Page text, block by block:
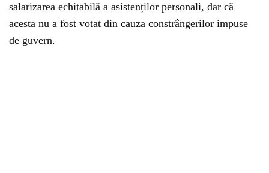
salarizarea echitabilă a asistenților personali, dar că
acesta nu a fost votat din cauza constrângerilor impuse
de guvern.